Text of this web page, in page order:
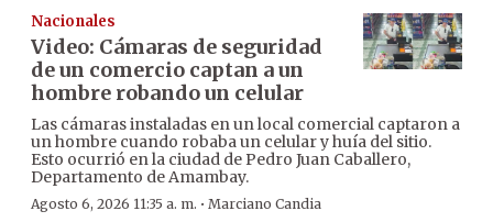
Nacionales
Video: Cámaras de seguridad
de un comercio captan a un
hombre robando un celular
Las cámaras instaladas en un local comercial captaron a
un hombre cuando robaba un celular y huía del sitio.
Esto ocurrió en la ciudad de Pedro Juan Caballero,
Departamento de Amambay.
Agosto 6, 2026 11:35 a. m. · Marciano Candia